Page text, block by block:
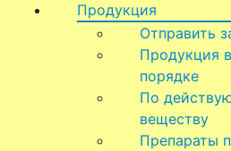
Продукция
Отправить
Продукция
порядке
По
веществу
Препараты